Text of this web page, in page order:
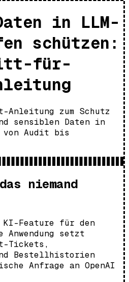
in LLM-
schützen:
für-
zum Schutz
sensiblen Daten in
von Audit bis
niemand
Feature für den
Anwendung setzt
Tickets,
Bestellhistorien
Anfrage an OpenAI